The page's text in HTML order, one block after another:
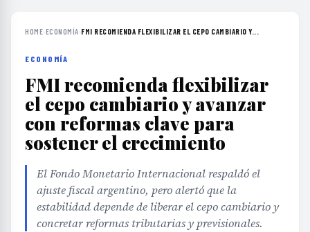
HOME›ECONOMÍA›FMI RECOMIENDA FLEXIBILIZAR EL CEPO CAMBIARIO Y...
ECONOMÍA
FMI recomienda flexibilizar
el cepo cambiario y avanzar
con reformas clave para
sostener el crecimiento
El Fondo Monetario Internacional respaldó el
ajuste fiscal argentino, pero alertó que la
estabilidad depende de liberar el cepo cambiario y
concretar reformas tributarias y previsionales.